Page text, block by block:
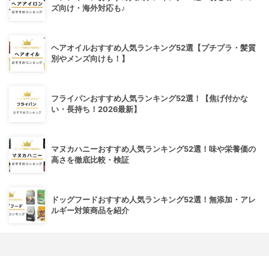
ズ向け・海外対応も♪
ヘアオイルおすすめ人気ランキング52選【プチプラ・髪質
別やメンズ向けも！】
フライパンおすすめ人気ランキング52選！【焦げ付かな
い・長持ち！2026最新】
マヌカハニーおすすめ人気ランキング52選！味や栄養価の
高さを徹底比較・検証
ドッグフードおすすめ人気ランキング52選！無添加・アレ
ルギー対策商品を紹介